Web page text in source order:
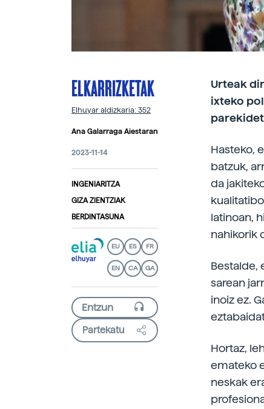
ELKARRIZKETAK
Elhuyar aldizkaria: 352
Ana Galarraga Aiestaran
2023-11-14
INGENIARITZA
GIZA ZIENTZIAK
BERDINTASUNA
EU ES FR
EN CA GA
Partekatu
Urteak
ixteko
Hasteko,
batzuk,
da
latinoan,
nahikorik
Bestalde,
sarean
inoiz ez.
Hortaz,
emateko
neskak